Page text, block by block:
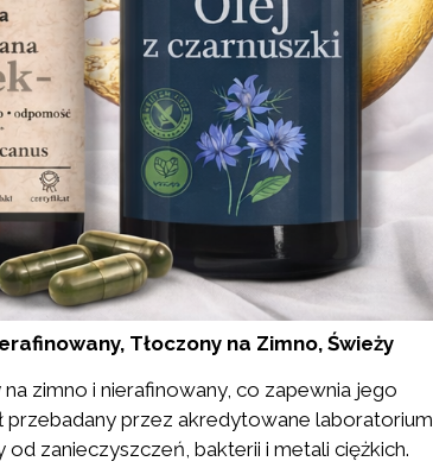
Tłoczony na Zimno, Świeży
zimno i nierafinowany, co zapewnia jego
przebadany przez akredytowane laboratorium
zanieczyszczeń, bakterii i metali ciężkich.